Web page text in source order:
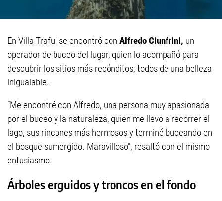
En Villa Traful se encontró con Alfredo Ciunfrini, un
operador de buceo del lugar, quien lo acompañó para
descubrir los sitios más recónditos, todos de una belleza
inigualable.
“Me encontré con Alfredo, una persona muy apasionada
por el buceo y la naturaleza, quien me llevo a recorrer el
lago, sus rincones más hermosos y terminé buceando en
el bosque sumergido. Maravilloso”, resaltó con el mismo
entusiasmo.
Árboles erguidos y troncos en el fondo